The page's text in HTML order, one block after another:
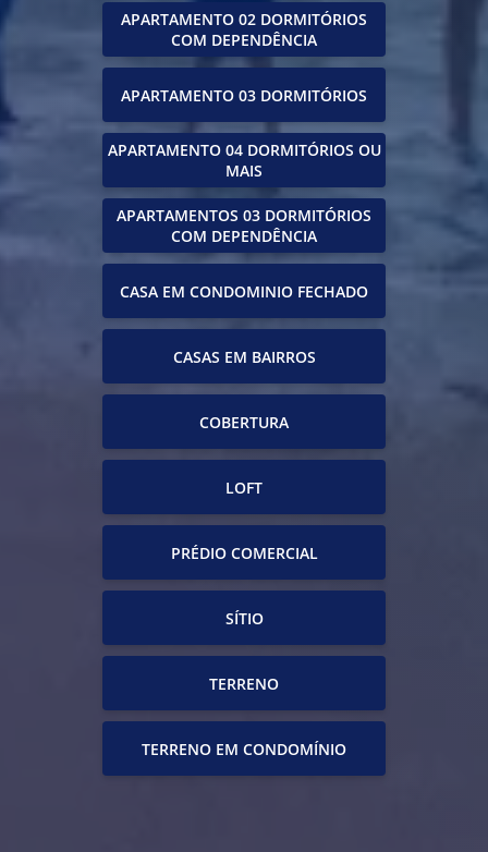
APARTAMENTO 02 DORMITÓRIOS
COM DEPENDÊNCIA
APARTAMENTO 03 DORMITÓRIOS
APARTAMENTO 04 DORMITÓRIOS OU
MAIS
APARTAMENTOS 03 DORMITÓRIOS
COM DEPENDÊNCIA
CASA EM CONDOMINIO FECHADO
CASAS EM BAIRROS
COBERTURA
LOFT
PRÉDIO COMERCIAL
SÍTIO
TERRENO
TERRENO EM CONDOMÍNIO